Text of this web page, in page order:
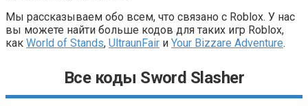
Мы рассказываем обо всем, что связано с Roblox. У нас
вы можете найти больше кодов для таких игр Roblox,
как World of Stands, UltraunFair и Your Bizzare Adventure.
Все коды Sword Slasher